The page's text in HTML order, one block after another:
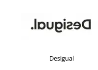
Desigual